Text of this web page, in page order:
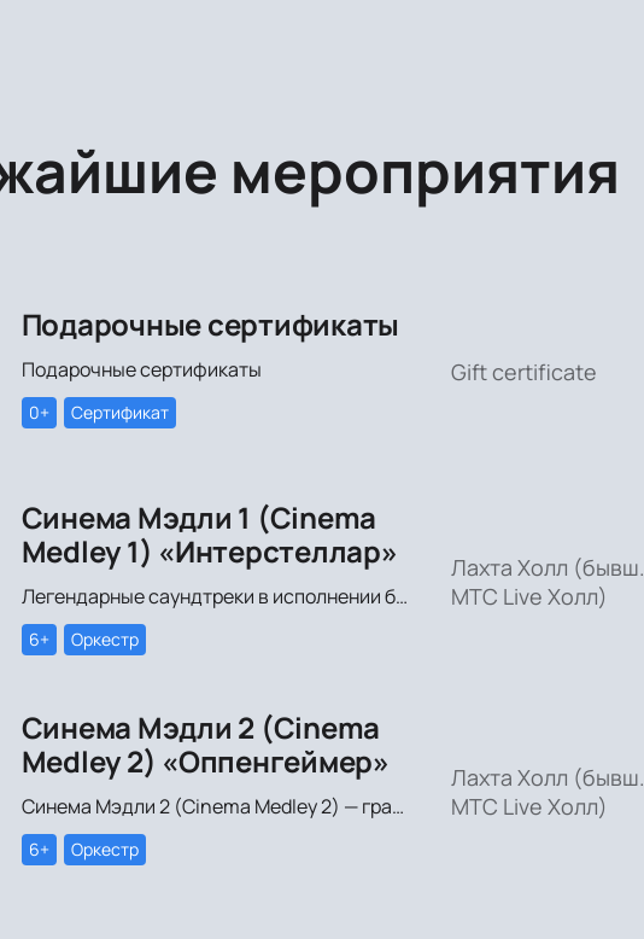
мероприятия
Подарочные сертификаты
Подарочные сертификаты
0+ Сертификат
Gift certificate
Синема Мэдли 1 (Cinema
Medley 1) «Интерстеллар»
Легендарные саундтреки в исполнении большого симфонического оркестра Империал Оркестра (Imperial Orchestra), органа и звёздных солистов!
6+ Оркестр
Лахта Холл (бывш.
МТС Live Холл)
Синема Мэдли 2 (Cinema
Medley 2) «Оппенгеймер»
Синема Мэдли 2 (Cinema Medley 2) — грандиозное симфоническое шоу саундтреков в исполнении большого симфонического оркестра, органа и хора!
6+ Оркестр
Лахта Холл (бывш.
МТС Live Холл)